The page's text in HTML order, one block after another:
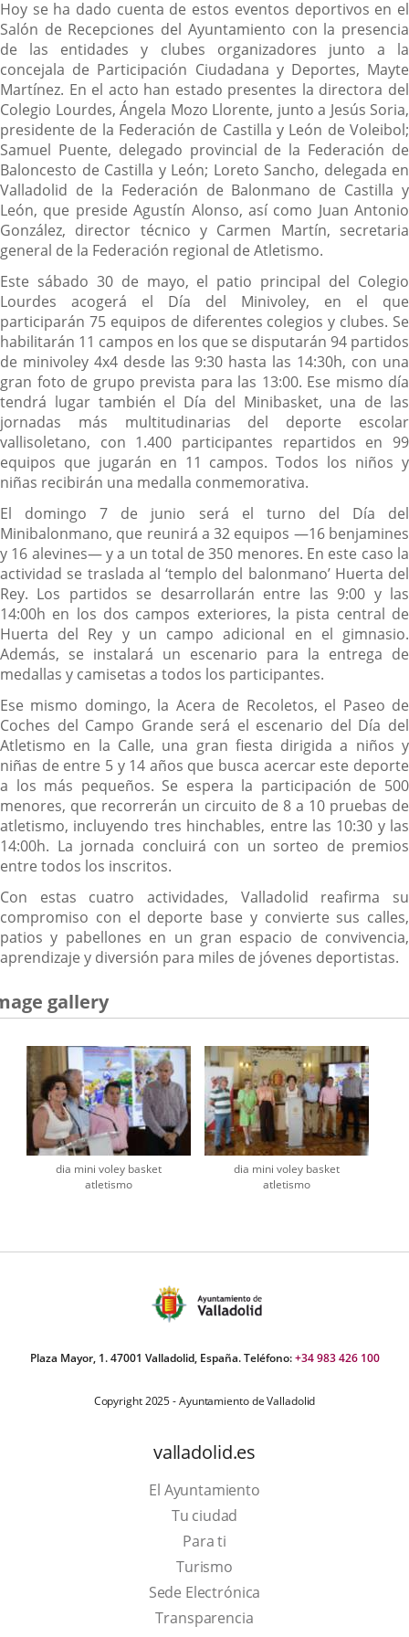
Hoy se ha dado cuenta de estos eventos deportivos en el
Salón de Recepciones del Ayuntamiento con la presencia
de las entidades y clubes organizadores junto a la
concejala de Participación Ciudadana y Deportes, Mayte
Martínez. En el acto han estado presentes la directora del
Colegio Lourdes, Ángela Mozo Llorente, junto a Jesús Soria,
presidente de la Federación de Castilla y León de Voleibol;
Samuel Puente, delegado provincial de la Federación de
Baloncesto de Castilla y León; Loreto Sancho, delegada en
Valladolid de la Federación de Balonmano de Castilla y
León, que preside Agustín Alonso, así como Juan Antonio
González, director técnico y Carmen Martín, secretaria
general de la Federación regional de Atletismo.
Este sábado 30 de mayo, el patio principal del Colegio
Lourdes acogerá el Día del Minivoley, en el que
participarán 75 equipos de diferentes colegios y clubes. Se
habilitarán 11 campos en los que se disputarán 94 partidos
de minivoley 4x4 desde las 9:30 hasta las 14:30h, con una
gran foto de grupo prevista para las 13:00. Ese mismo día
tendrá lugar también el Día del Minibasket, una de las
jornadas más multitudinarias del deporte escolar
vallisoletano, con 1.400 participantes repartidos en 99
equipos que jugarán en 11 campos. Todos los niños y
niñas recibirán una medalla conmemorativa.
El domingo 7 de junio será el turno del Día del
Minibalonmano, que reunirá a 32 equipos —16 benjamines
y 16 alevines— y a un total de 350 menores. En este caso la
actividad se traslada al ‘templo del balonmano’ Huerta del
Rey. Los partidos se desarrollarán entre las 9:00 y las
14:00h en los dos campos exteriores, la pista central de
Huerta del Rey y un campo adicional en el gimnasio.
Además, se instalará un escenario para la entrega de
medallas y camisetas a todos los participantes.
Ese mismo domingo, la Acera de Recoletos, el Paseo de
Coches del Campo Grande será el escenario del Día del
Atletismo en la Calle, una gran fiesta dirigida a niños y
niñas de entre 5 y 14 años que busca acercar este deporte
a los más pequeños. Se espera la participación de 500
menores, que recorrerán un circuito de 8 a 10 pruebas de
atletismo, incluyendo tres hinchables, entre las 10:30 y las
14:00h. La jornada concluirá con un sorteo de premios
entre todos los inscritos.
Con estas cuatro actividades, Valladolid reafirma su
compromiso con el deporte base y convierte sus calles,
patios y pabellones en un gran espacio de convivencia,
aprendizaje y diversión para miles de jóvenes deportistas.
gallery
dia mini voley basket
atletismo
dia mini voley basket
atletismo
Plaza Mayor, 1. 47001 Valladolid, España. Teléfono:+34 983 426 100
Copyright 2025 - Ayuntamiento de Valladolid
valladolid.es
El Ayuntamiento
Tu ciudad
Para ti
TurismoThis
link
will
Sede Electrónica
Transparencia